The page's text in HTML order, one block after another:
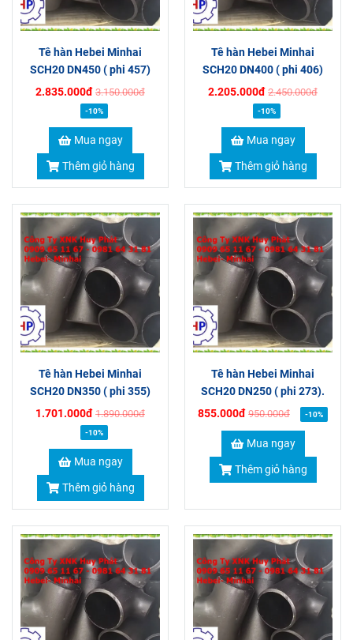
Tê hàn Hebei Minhai
SCH20 DN450 ( phi 457)
2.835.000đ 3.150.000đ
-10%
Mua ngay
Thêm giỏ hàng
Tê hàn Hebei Minhai
SCH20 DN400 ( phi 406)
2.205.000đ 2.450.000đ
-10%
Mua ngay
Thêm giỏ hàng
Tê hàn Hebei Minhai
SCH20 DN350 ( phi 355)
1.701.000đ 1.890.000đ
-10%
Mua ngay
Thêm giỏ hàng
Tê hàn Hebei Minhai
SCH20 DN250 ( phi 273).
855.000đ 950.000đ -10%
Mua ngay
Thêm giỏ hàng